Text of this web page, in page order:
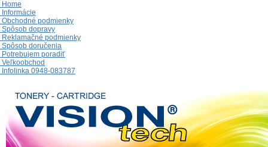
Home
Informácie
Obchodné podmienky
Spôsob dopravy
Reklamačné podmienky
Spôsob doručenia
Potrebujem poradiť
Veľkoobchod
Infolinka 0948-083787